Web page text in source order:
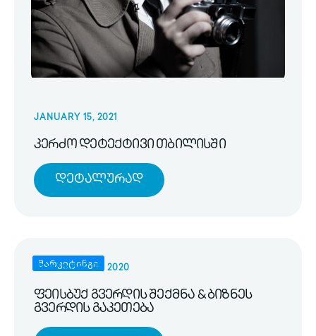
JANUARY 15, 2021
კერძო დეტექტივი თბილისში
Დეტალურად
მარკეტინგი
NOVEMBER 25, 2020
ფეისბუქ გვერდის შექმნა & ბიზნეს
გვერდის გაკეთება